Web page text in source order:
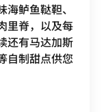
鲈鱼鞑靼、
里脊，以及每
还有马达加斯
自制甜点供您